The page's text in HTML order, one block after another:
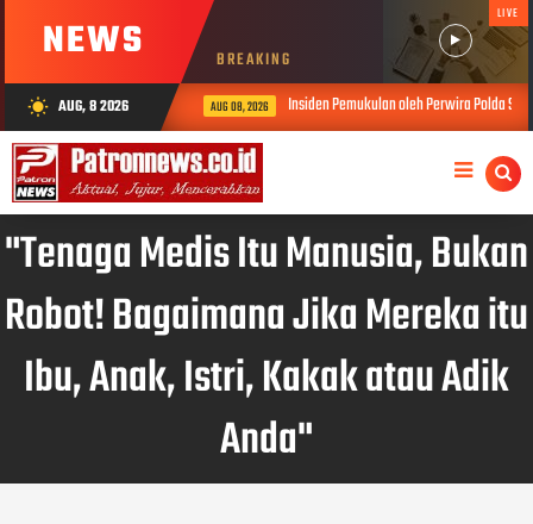
NEWS BREAKING
LIVE
wb_sunny AUG, 8 2026 AUG 08, 2026 Insiden Pemukulan oleh Perwira Polda Sumbar, Kabid
"Tenaga Medis Itu Manusia, Bukan
Robot! Bagaimana Jika Mereka itu
Ibu, Anak, Istri, Kakak atau Adik
Anda"